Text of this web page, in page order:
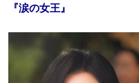
『涙の女王』